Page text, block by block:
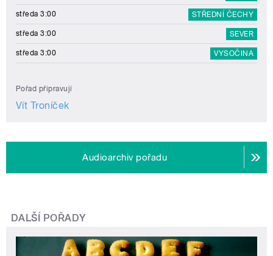
středa 3:00 STŘEDNÍ ČECHY
středa 3:00 SEVER
středa 3:00 VYSOČINA
Pořad připravují
Vít Troníček
Audioarchiv pořadu
DALŠÍ POŘADY